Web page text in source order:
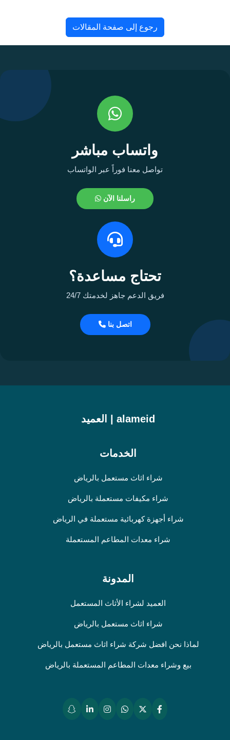
رجوع إلى صفحة المقالات
واتساب مباشر
تواصل معنا فوراً عبر الواتساب
راسلنا الآن
تحتاج مساعدة؟
فريق الدعم جاهز لخدمتك 24/7
اتصل بنا
alameid | العميد
الخدمات
شراء اثاث مستعمل بالرياض
شراء مكيفات مستعملة بالرياض
شراء أجهزة كهربائية مستعملة في الرياض
شراء معدات المطاعم المستعملة
المدونة
العميد لشراء الأثاث المستعمل
شراء اثاث مستعمل بالرياض
لماذا نحن افضل شركة شراء اثاث مستعمل بالرياض
بيع وشراء معدات المطاعم المستعملة بالرياض